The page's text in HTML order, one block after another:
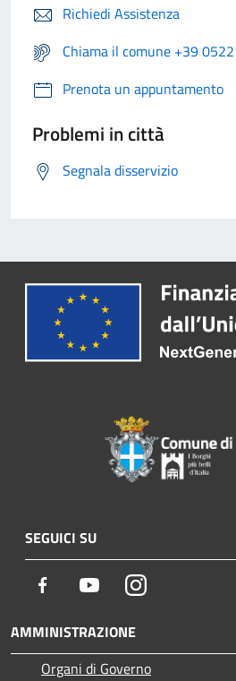
Richiedi Assistenza
Chiama il comune +39
Prenota un appuntamento
Problemi in città
Segnala disservizio
SEGUICI SU
Facebook YoutubeInstagram
AMMINISTRAZIONE
Organi di Governo